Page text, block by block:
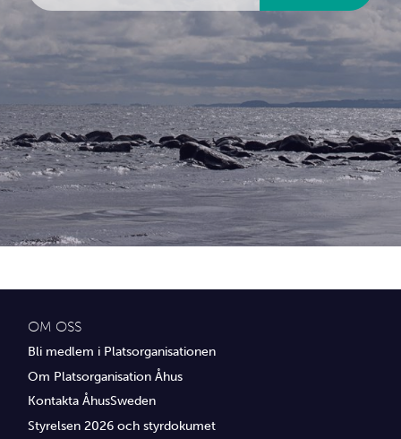
Ekonomi &amp; juridik
Hantverkare
Hus &amp; hem
Ideella föreningar
Idrottsföreningar
Media
Transport
Övrig service
OM OSS
Bli medlem i Platsorganisationen
Om Platsorganisation Åhus
Kontakta ÅhusSweden
Styrelsen 2026 och styrdokumet